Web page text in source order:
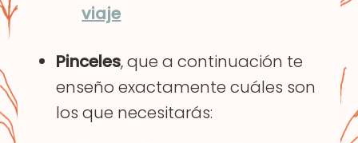
viaje
Pinceles, que a continuación te
enseño exactamente cuáles son
los que necesitarás: